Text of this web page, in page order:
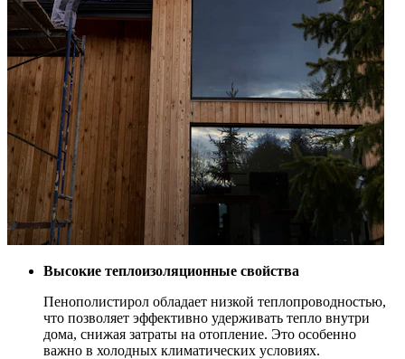
Высокие теплоизоляционные свойства
Пенополистирол обладает низкой теплопроводностью,
что позволяет эффективно удерживать тепло внутри
дома, снижая затраты на отопление. Это особенно
важно в холодных климатических условиях.